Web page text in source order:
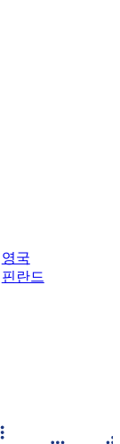
영국
핀란드